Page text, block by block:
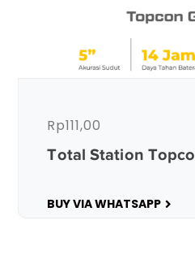
Total Station
Rp111,00
BUY VIA WHATSAPP